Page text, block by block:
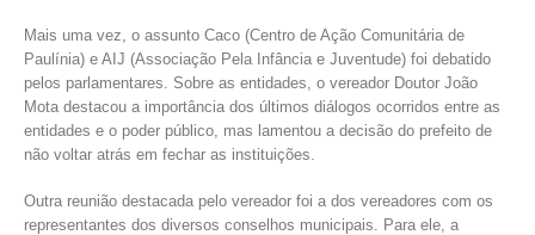
Mais uma vez, o assunto Caco (Centro de Ação Comunitária de
Paulínia) e AIJ (Associação Pela Infância e Juventude) foi debatido
pelos parlamentares. Sobre as entidades, o vereador Doutor João
Mota destacou a importância dos últimos diálogos ocorridos entre as
entidades e o poder público, mas lamentou a decisão do prefeito de
não voltar atrás em fechar as instituições.
Outra reunião destacada pelo vereador foi a dos vereadores com os
representantes dos diversos conselhos municipais. Para ele, a